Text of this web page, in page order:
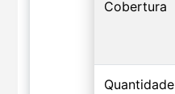
Cobertura
Quantidade